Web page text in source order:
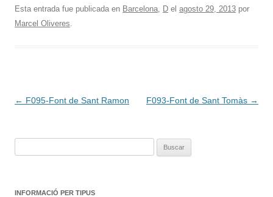
Esta entrada fue publicada en Barcelona, D el agosto 29, 2013 por
Marcel Oliveres.
Navegación
← F095-Font de Sant Ramon F093-Font de Sant Tomàs →
INFORMACIÓ PER TIPUS